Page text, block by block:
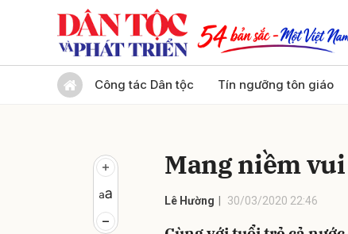
Công tác Dân tộc Tín ngưỡng tôn giáo
Mang niềm
Lê Hường 30/03/2020 22:46